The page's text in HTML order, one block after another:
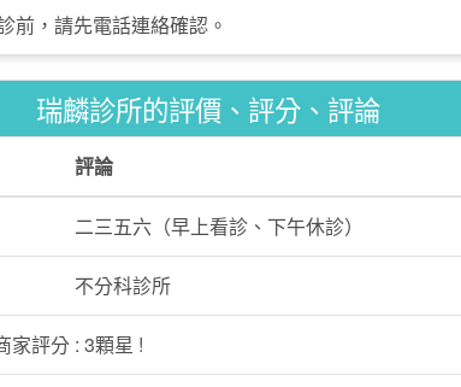
前，請先電話連絡確認。
瑞麟診所的評價、評分、評論
評論
二三五六（早上看診、下午休診）
不分科診所
家評分 : 3顆星 !